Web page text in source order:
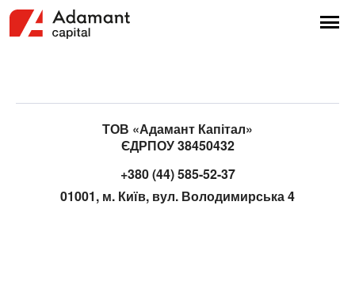
ТОВ «Адамант Капітал»
ЄДРПОУ 38450432
+380 (44) 585-52-37
01001, м. Київ, вул. Володимирська 4